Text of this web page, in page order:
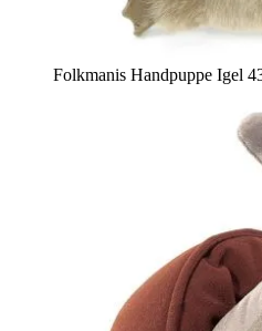
Folkmanis Handpuppe Igel